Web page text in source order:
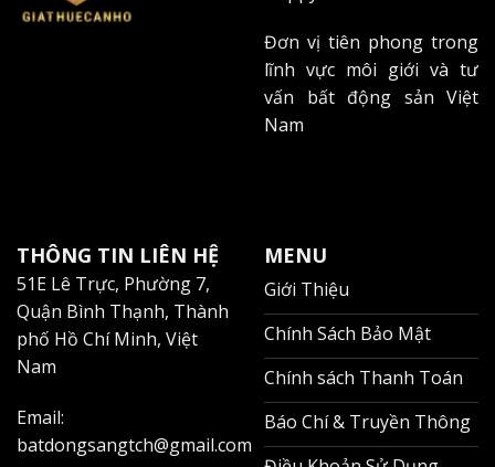
Đơn vị tiên phong trong
lĩnh vực môi giới và tư
vấn bất động sản Việt
Nam
THÔNG TIN LIÊN HỆ
51E Lê Trực, Phường 7,
Quận Bình Thạnh, Thành
phố Hồ Chí Minh, Việt
Nam
Email:
batdongsangtch@gmail.com
MENU
Giới Thiệu
Chính Sách Bảo Mật
Chính sách Thanh Toán
Báo Chí & Truyền Thông